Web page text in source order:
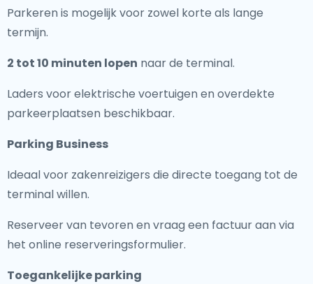
Parkeren is mogelijk voor zowel korte als lange
termijn.
2 tot 10 minuten lopen naar de terminal.
Laders voor elektrische voertuigen en overdekte
parkeerplaatsen beschikbaar.
Parking Business
Ideaal voor zakenreizigers die directe toegang tot de
terminal willen.
Reserveer van tevoren en vraag een factuur aan via
het online reserveringsformulier.
Toegankelijke parking